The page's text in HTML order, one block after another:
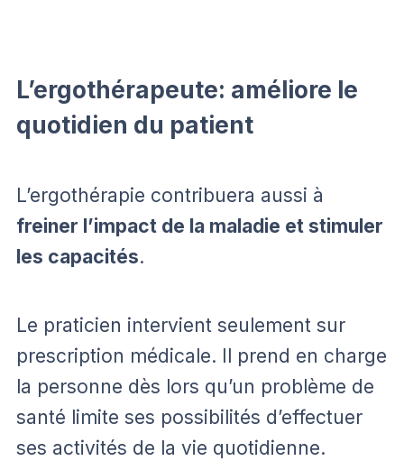
L’ergothérapeute: améliore le
quotidien du patient
L’ergothérapie contribuera aussi à
freiner l’impact de la maladie et stimuler
les capacités.
Le praticien intervient seulement sur
prescription médicale. Il prend en charge
la personne dès lors qu’un problème de
santé limite ses possibilités d’effectuer
ses activités de la vie quotidienne.